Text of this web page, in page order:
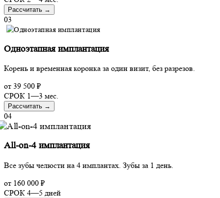
Рассчитать →
03
Одноэтапная имплантация
Корень и временная коронка за один визит, без разрезов.
от 39 500 ₽
СРОК 1—3 мес.
Рассчитать →
04
All-on-4 имплантация
Все зубы челюсти на 4 имплантах. Зубы за 1 день.
от 160 000 ₽
СРОК 4—5 дней